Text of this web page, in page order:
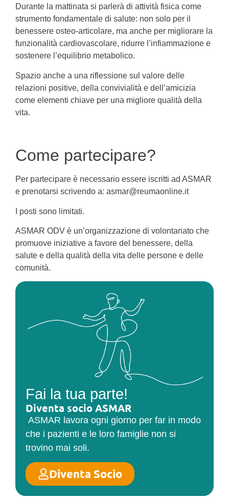
Durante la mattinata si parlerà di attività fisica come
strumento fondamentale di salute: non solo per il
benessere osteo-articolare, ma anche per migliorare la
funzionalità cardiovascolare, ridurre l’infiammazione e
sostenere l’equilibrio metabolico.
Spazio anche a una riflessione sul valore delle
relazioni positive, della convivialità e dell’amicizia
come elementi chiave per una migliore qualità della
vita.
Come partecipare?
Per partecipare è necessario essere iscritti ad ASMAR
e prenotarsi scrivendo a: asmar@reumaonline.it
I posti sono limitati.
ASMAR ODV è un’organizzazione di volontariato che
promuove iniziative a favore del benessere, della
salute e della qualità della vita delle persone e delle
comunità.
Fai la tua parte!
Diventa socio ASMAR
ASMAR lavora ogni giorno per far in modo
che i pazienti e le loro famiglie non si
trovino mai soli.
Diventa Socio